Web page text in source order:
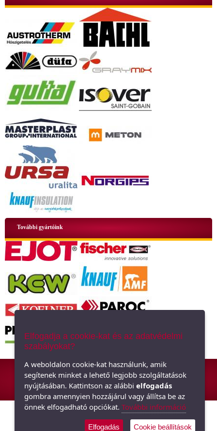
További gyártóink
ÁSZF|Adatkezelési tájékoztató| Oldaltérkép
Hőszigetelő anyagok, polisztirol, üveggyapot - Minden ami szigetelés,
hőszigetelés
Árukereső.hu
Elfogadja a cookie-kat és az adatvédelmi
szabályokat?
A weboldalon cookie-kat használunk, amik
segítenek minket a lehető legjobb szolgáltatások
nyújtásában. Kattintson az alábbi elfogadás
gombra amennyien hozzájárul vagy állítsa be az
önnek elfogadható opciókat. További információ
Elfogadás Cookie beállítások